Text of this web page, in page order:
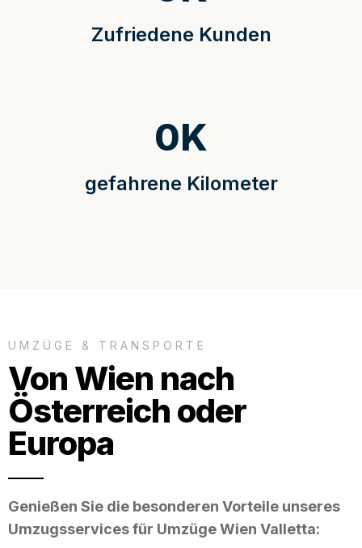
Zufriedene Kunden
gefahrene Kilometer
0K
UMZÜGE & TRANSPORTE
Von Wien nach
Österreich oder
Europa
Genießen Sie die besonderen Vorteile unseres
Umzugsservices für Umzüge Wien Valletta: